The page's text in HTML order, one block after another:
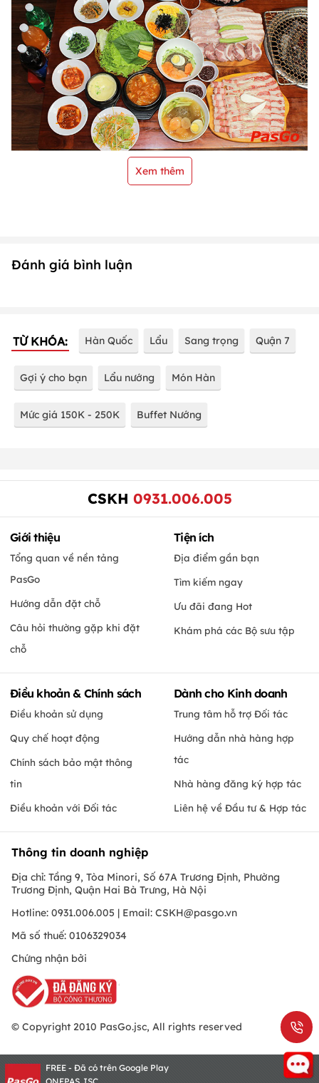
Xem thêm
Đánh giá bình luận
TỪ KHÓA: Hàn Quốc Lẩu Sang trọng Quận 7
Gợi ý cho bạn Lẩu nướng Món Hàn
Mức giá 150K - 250K Buffet Nướng
CSKH 0931.006.005
Giới thiệu
Tổng quan về nền tảng
PasGo
Hướng dẫn đặt chỗ
Câu hỏi thường gặp khi đặt
chỗ
Tiện ích
Địa điểm gần bạn
Tìm kiếm ngay
Ưu đãi đang Hot
Khám phá các Bộ sưu tập
Điều khoản & Chính sách
Điều khoản sử dụng
Quy chế hoạt động
Chính sách bảo mật thông
tin
Điều khoản với Đối tác
Dành cho Kinh doanh
Trung tâm hỗ trợ Đối tác
Hướng dẫn nhà hàng hợp
tác
Nhà hàng đăng ký hợp tác
Liên hệ về Đầu tư & Hợp tác
Thông tin doanh nghiệp
Địa chỉ: Tầng 9, Tòa Minori, Số 67A Trương Định, Phường
Trương Định, Quận Hai Bà Trưng, Hà Nội
Hotline: 0931.006.005 | Email: CSKH@pasgo.vn
Mã số thuế: 0106329034
Chứng nhận bởi
© Copyright 2010 PasGo.jsc, All rights reserved
FREE - Đã có trên Google Play